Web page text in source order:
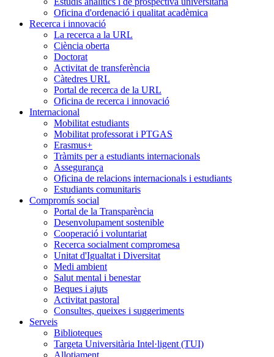
Oficina d'ordenació i qualitat acadèmica
Recerca i innovació
La recerca a la URL
Ciència oberta
Doctorat
Activitat de transferència
Càtedres URL
Portal de recerca de la URL
Oficina de recerca i innovació
Internacional
Mobilitat estudiants
Mobilitat professorat i PTGAS
Erasmus+
Tràmits per a estudiants internacionals
Assegurança
Oficina de relacions internacionals i estudiants
Estudiants comunitaris
Compromís social
Portal de la Transparència
Desenvolupament sostenible
Cooperació i voluntariat
Recerca socialment compromesa
Unitat d'Igualtat i Diversitat
Medi ambient
Salut mental i benestar
Beques i ajuts
Activitat pastoral
Consultes, queixes i suggeriments
Serveis
Biblioteques
Targeta Universitària Intel·ligent (TUI)
Allotjament